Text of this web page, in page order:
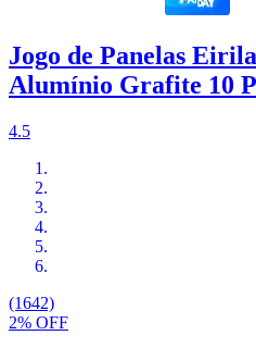
Jogo de Panelas
Alumínio Grafite 10
4.5
(1642)
2% OFF